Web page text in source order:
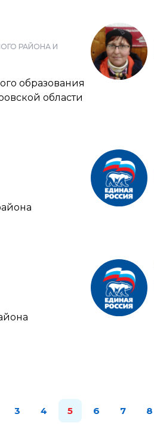
РАЙОНА И
образования
области
3 4 5 6 7 8